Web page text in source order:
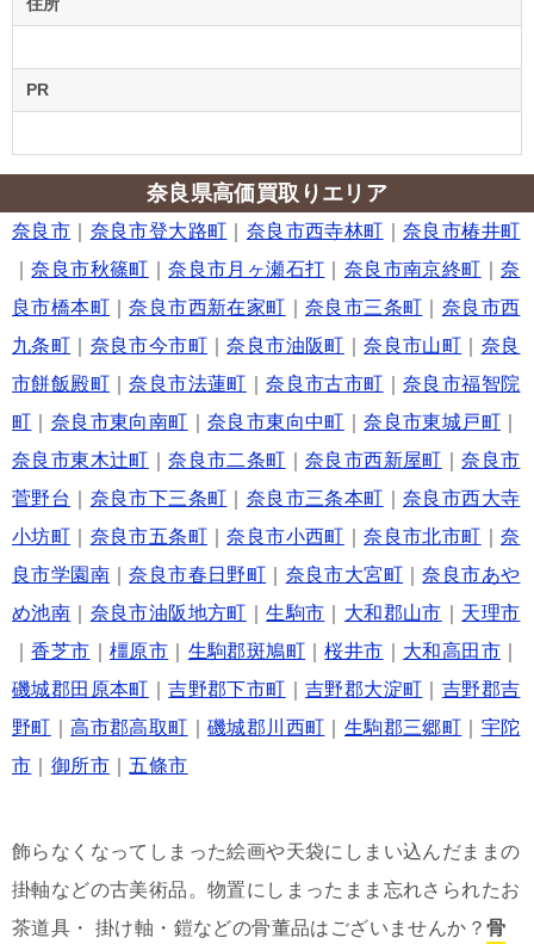
住所
PR
奈良県高価買取りエリア
奈良市 奈良市登大路町 奈良市西寺林町 ｜奈良市椿井町
｜奈良市秋篠町 ｜奈良市月ヶ瀬石打 奈良市南京終町 ｜奈
良市橋本町
｜奈良市西新在家町 ｜奈良市三条町
奈良市西
九条町
奈良市今市町 ｜奈良市油阪町 ｜奈良市山町
奈良
市餅飯殿町
｜奈良市法蓮町 ｜奈良市古市町 ｜奈良市福智院
町
奈良市東向南町 ｜奈良市東向中町 ｜奈良市東城戸町
奈良市東木辻町
｜奈良市二条町 ｜奈良市西新屋町 ｜奈良市
菅野台
奈良市下三条町 奈良市三条本町 ｜奈良市西大寺
小坊町
奈良市五条町 ｜奈良市小西町 ｜奈良市北市町 ｜奈
良市学園南 ｜奈良市春日野町 奈良市大宮町 ｜奈良市あや
め池南
奈良市油阪地方町 ｜生駒市 大和郡山市
天理市
｜香芝市 ｜橿原市 生駒郡斑鳩町 ｜桜井市 大和高田市
磯城郡田原本町
｜吉野郡下市町 ｜吉野郡大淀町
吉野郡吉
野町
高市郡高取町 ｜磯城郡川西町 生駒郡三郷町
宇陀
市
御所市 ｜五條市
飾らなくなってしまった絵画や天袋にしまい込んだままの
掛軸などの古美術品。物置にしまったまま忘れさられたお
茶道具・ 掛け軸・鎧などの骨董品はございませんか？ 骨